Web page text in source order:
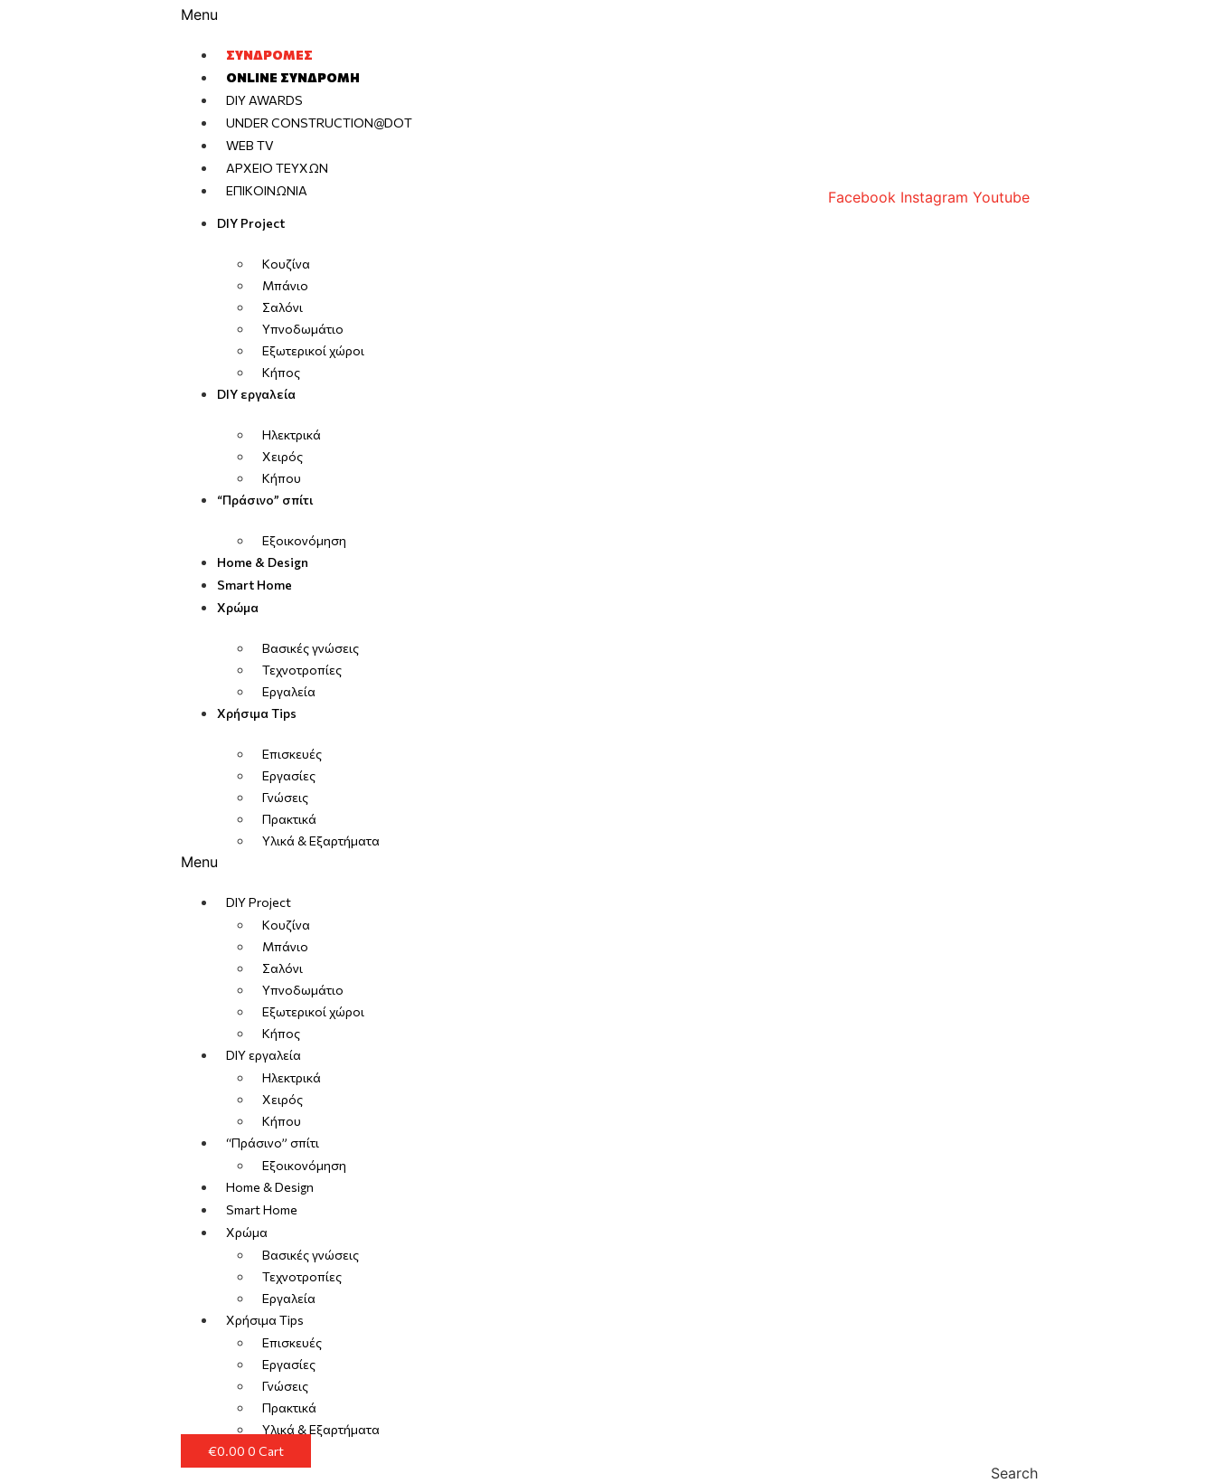
Menu
ΣΥΝΔΡΟΜΈΣ
ONLINE ΣΥΝΔΡΟΜΉ
DIY AWARDS
UNDER CONSTRUCTION@DOT
WEB TV
ΑΡΧΕΊΟ ΤΕΥΧΏΝ
ΕΠΙΚΟΙΝΩΝΊΑ
Facebook Instagram Youtube
DIY Project
Κουζίνα
Μπάνιο
Σαλόνι
Υπνοδωμάτιο
Εξωτερικοί χώροι
Κήπος
DIY εργαλεία
Ηλεκτρικά
Χειρός
Κήπου
“Πράσινο” σπίτι
Εξοικονόμηση
Home & Design
Smart Home
Χρώμα
Βασικές γνώσεις
Τεχνοτροπίες
Εργαλεία
Χρήσιμα Tips
Επισκευές
Εργασίες
Γνώσεις
Πρακτικά
Υλικά & Εξαρτήματα
Menu
DIY Project
Κουζίνα
Μπάνιο
Σαλόνι
Υπνοδωμάτιο
Εξωτερικοί χώροι
Κήπος
DIY εργαλεία
Ηλεκτρικά
Χειρός
Κήπου
“Πράσινο” σπίτι
Εξοικονόμηση
Home & Design
Smart Home
Χρώμα
Βασικές γνώσεις
Τεχνοτροπίες
Εργαλεία
Χρήσιμα Tips
Επισκευές
Εργασίες
Γνώσεις
Πρακτικά
Υλικά & Εξαρτήματα
€0.00 0 Cart
Search